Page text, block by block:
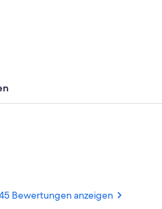
Bewertungen anzeigen